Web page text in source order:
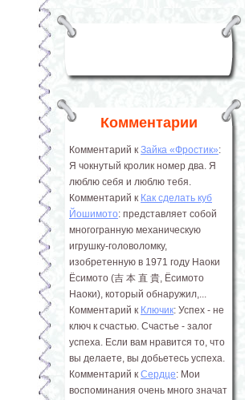
Комментарии
Комментарий к Зайка «Фростик»:
Я чокнутый кролик номер два. Я
люблю себя и люблю тебя.
Комментарий к Как сделать куб
Йошимото: представляет собой
многогранную механическую
игрушку-головоломку,
изобретенную в 1971 году Наоки
Ёсимото (吉 本 直 貴, Ёсимото
Наоки), который обнаружил,...
Комментарий к Ключик: Успех - не
ключ к счастью. Счастье - залог
успеха. Если вам нравится то, что
вы делаете, вы добьетесь успеха.
Комментарий к Сердце: Мои
воспоминания очень много значат